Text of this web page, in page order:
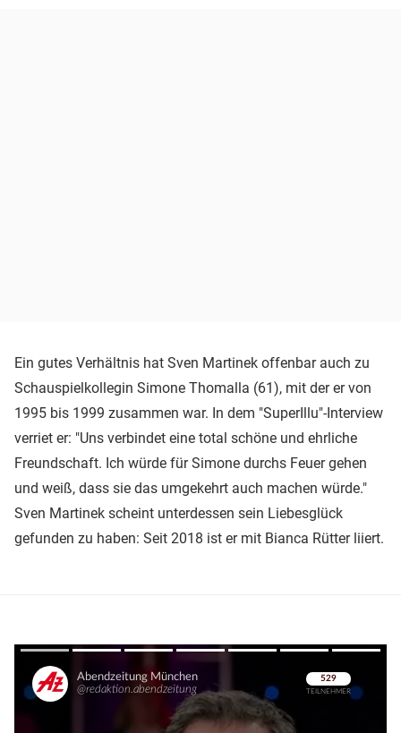
Ein gutes Verhältnis hat Sven Martinek offenbar auch zu
Schauspielkollegin Simone Thomalla (61), mit der er von
1995 bis 1999 zusammen war. In dem "SuperIllu"-Interview
verriet er: "Uns verbindet eine total schöne und ehrliche
Freundschaft. Ich würde für Simone durchs Feuer gehen
und weiß, dass sie das umgekehrt auch machen würde."
Sven Martinek scheint unterdessen sein Liebesglück
gefunden zu haben: Seit 2018 ist er mit Bianca Rütter liiert.
Überspringen